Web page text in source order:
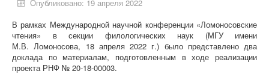
Опубликовано: 19 апреля 2022
В рамках Международной научной конференции «Ломоносовские
чтения» в секции филологических наук (МГУ имени
М.В. Ломоносова, 18 апреля 2022 г.) было представлено два
доклада по материалам, подготовленным в ходе реализации
проекта РНФ № 20-18-00003.